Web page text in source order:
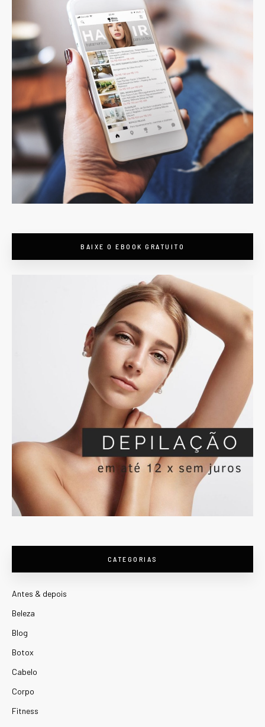
BAIXE O EBOOK GRATUITO
CATEGORIAS
Antes & depois
Beleza
Blog
Botox
Cabelo
Corpo
Fitness